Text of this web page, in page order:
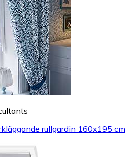
rullgardin 160x195 cm